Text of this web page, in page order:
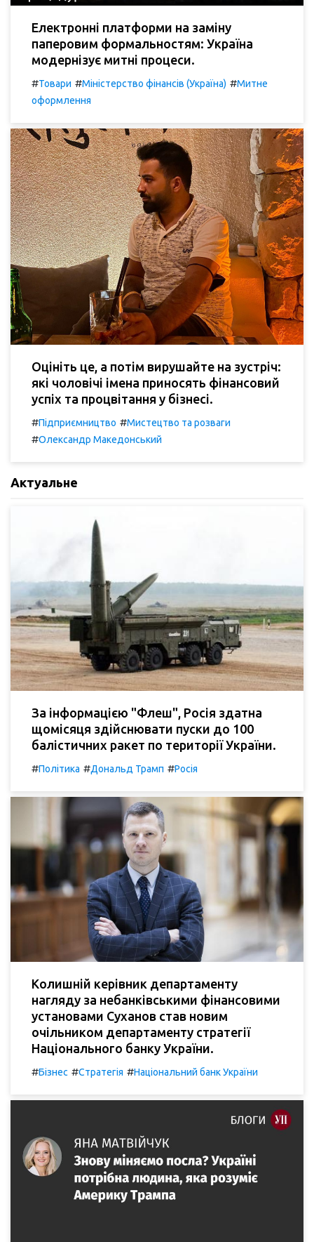
Електронні платформи на заміну
паперовим формальностям: Україна
модернізує митні процеси.
#Товари #Міністерство фінансів (Україна) #Митне
оформлення
Оцініть це, а потім вирушайте на зустріч:
які чоловічі імена приносять фінансовий
успіх та процвітання у бізнесі.
#Підприємництво #Мистецтво та розваги
#Олександр Македонський
Актуальне
За інформацією "Флеш", Росія здатна
щомісяця здійснювати пуски до 100
балістичних ракет по території України.
#Політика #Дональд Трамп #Росія
Колишній керівник департаменту
нагляду за небанківськими фінансовими
установами Суханов став новим
очільником департаменту стратегії
Національного банку України.
#Бізнес #Стратегія #Національний банк України